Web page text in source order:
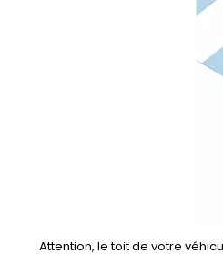
Attention, le toit de votre